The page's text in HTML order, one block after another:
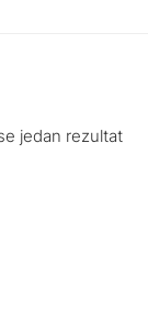
jedan rezultat